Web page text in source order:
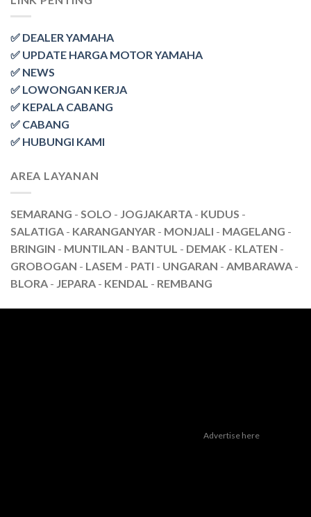
✅ DEALER YAMAHA
✅ UPDATE HARGA MOTOR YAMAHA
✅ NEWS
✅ LOWONGAN KERJA
✅ KEPALA CABANG
✅ CABANG
✅ HUBUNGI KAMI
AREA LAYANAN
SEMARANG - SOLO - JOGJAKARTA - KUDUS -
SALATIGA - KARANGANYAR - MONJALI - MAGELANG -
BRINGIN - MUNTILAN - BANTUL - DEMAK - KLATEN -
GROBOGAN - LASEM - PATI - UNGARAN - AMBARAWA -
BLORA - JEPARA - KENDAL - REMBANG
Advertise here